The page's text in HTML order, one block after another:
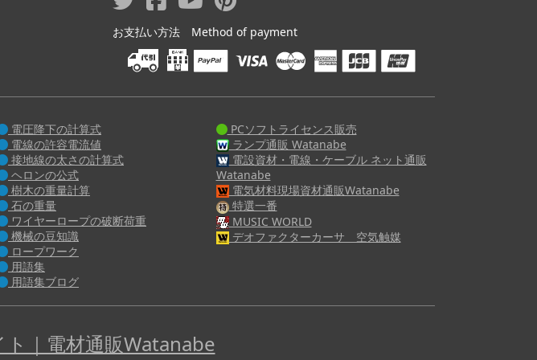
お支払い方法 Method of payment
電圧降下の計算式
電線の許容電流値
接地線の太さの計算式
ヘロンの公式
樹木の重量計算
石の重量
ワイヤーロープの破断荷重
機械の豆知識
ロープワーク
用語集
用語集ブログ
PCソフトライセンス販売
ランプ通販 Watanabe
電設資材・電線・ケーブル ネット通販
Watanabe
電気材料現場資材通販Watanabe
特選一番
MUSIC WORLD
デオファクターカーサ 空気触媒
｜電材通販Watanabe